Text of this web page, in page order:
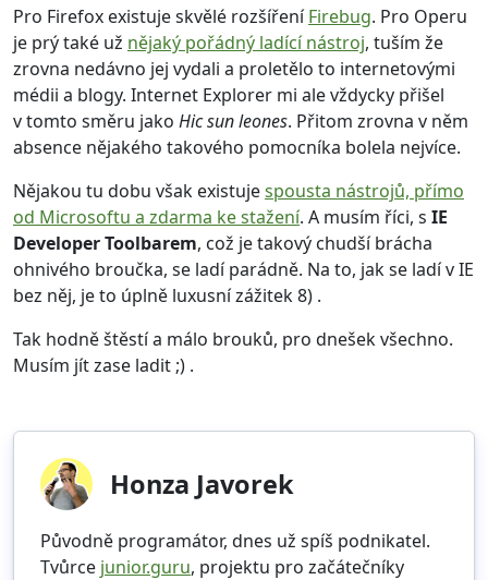
Pro Firefox existuje skvělé rozšířeníFirebug. Pro Operu
je prý také už nějaký pořádný ladící nástroj, tuším že
zrovna nedávno jej vydali a proletělo to internetovými
médii a blogy. Internet Explorer mi ale vždycky přišel
v tomto směru jako Hic sun leones. Přitom zrovna v něm
absence nějakého takového pomocníka bolela nejvíce.
Nějakou tu dobu však existujespousta nástrojů, přímo
od Microsoftu a zdarma ke stažení. A musím říci, s IE
Developer Toolbarem, což je takový chudší brácha
ohnivého broučka, se ladí parádně. Na to, jak se ladí v IE
bez něj, je to úplně luxusní zážitek 8) .
Tak hodně štěstí a málo brouků, pro dnešek všechno.
Musím jít zase ladit ;) .
Honza Javorek
Původně programátor, dnes už spíš podnikatel.
Tvůrce junior.guru, projektu pro začátečníky